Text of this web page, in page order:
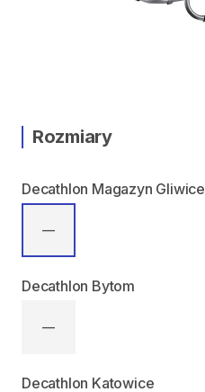
Rozmiary
Decathlon Magazyn Gliwice
—
Decathlon Bytom
—
Decathlon Katowice